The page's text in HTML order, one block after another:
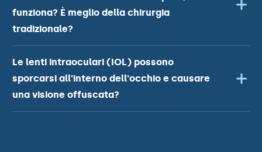
funziona? È meglio della chirurgia
tradizionale?
Le lenti intraoculari (IOL) possono
sporcarsi all'interno dell'occhio e causare
una visione offuscata?